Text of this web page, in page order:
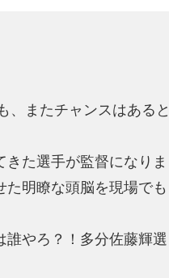
、またチャンスはあると
た選手が監督になりま
た明瞭な頭脳を現場でも
やろ？！多分佐藤輝選